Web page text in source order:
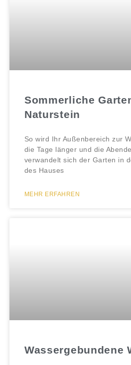
Sommerliche
Naturstein
So wird Ihr Außenbereich zur
die Tage länger und die
verwandelt sich der Garten in
des Hauses
MEHR ERFAHREN
Wassergebundene